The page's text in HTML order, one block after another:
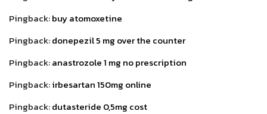
Pingback:buy atomoxetine
Pingback:donepezil 5 mg over the counter
Pingback:anastrozole 1 mg no prescription
Pingback:irbesartan 150mg online
Pingback:dutasteride 0,5mg cost